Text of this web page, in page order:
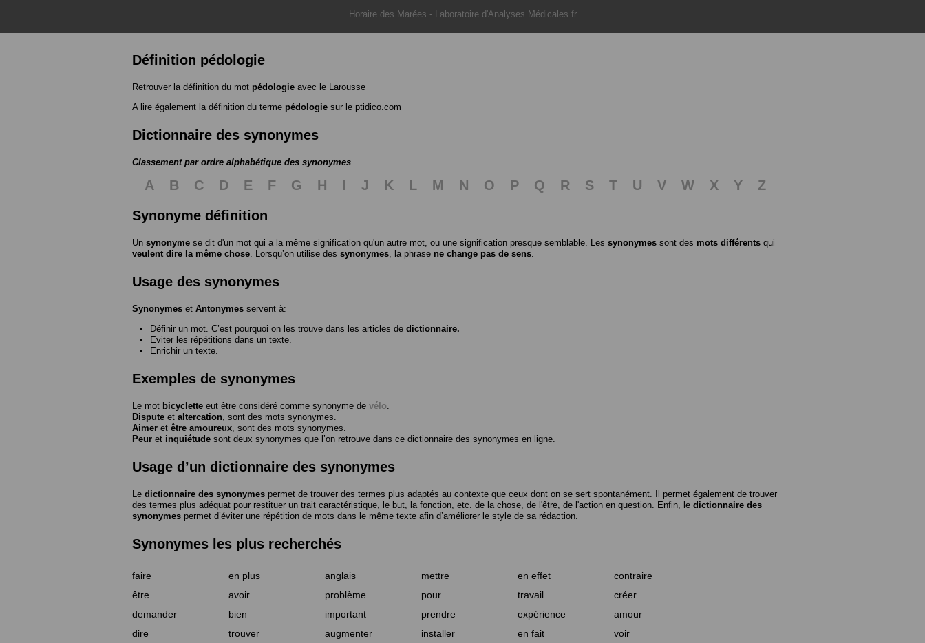
Horaire des Marées - Laboratoire d'Analyses Médicales.fr
Définition pédologie
Retrouver la définition du mot pédologie avec le Larousse
A lire également la définition du terme pédologie sur le ptidico.com
Dictionnaire des synonymes
Classement par ordre alphabétique des synonymes
A B C D E F G H I J K L M N O P Q R S T U V W X Y
Z
Synonyme définition
Un synonyme se dit d'un mot qui a la même signification qu'un autre mot, ou une signification presque semblable. Les synonymes sont des mots différents qui
veulent dire la même chose . Lorsqu’on utilise des synonymes , la phrase ne change pas de sens
Usage des synonymes
Synonymes et Antonymes servent à:
Définir un mot. C’est pourquoi on les trouve dans les articles de dictionnaire.
Eviter les répétitions dans un texte.
Enrichir un texte.
Exemples de synonymes
Le mot bicyclette eut être considéré comme synonyme de vélo
Dispute et altercation , sont des mots synonymes.
Aimer et être amoureux , sont des mots synonymes.
Peur et inquiétude sont deux synonymes que l’on retrouve dans ce dictionnaire des synonymes en ligne.
Usage d’un dictionnaire des synonymes
Le dictionnaire des synonymes permet de trouver des termes plus adaptés au contexte que ceux dont on se sert spontanément. Il permet également de trouver
des termes plus adéquat pour restituer un trait caractéristique, le but, la fonction, etc. de la chose, de l'être, de l'action en question. Enfin, le dictionnaire des
synonymes permet d’éviter une répétition de mots dans le même texte afin d’améliorer le style de sa rédaction.
Synonymes les plus recherchés
faire en plus anglais mettre en effet
contraire
être
avoir problème pour travail
créer
demander
bien important prendre expérience
amour
dire
trouver augmenter installer en fait voir